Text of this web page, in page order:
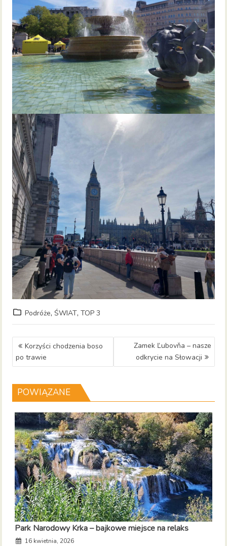
Podróże,ŚWIAT,TOP 3
Nawigacja
wpisu
Korzyści chodzenia boso
po trawie
Zamek Ľubovňa – nasze
odkrycie na Słowacji
POWIĄZANE
Park Narodowy Krka – bajkowe miejsce na relaks
16 kwietnia, 2026